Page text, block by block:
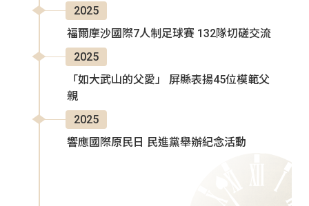
2025
福爾摩沙國際7人制足球賽 132隊切磋交流
2025
「如大武山的父愛」 屏縣表揚45位模範父
親
2025
響應國際原民日 民進黨舉辦紀念活動